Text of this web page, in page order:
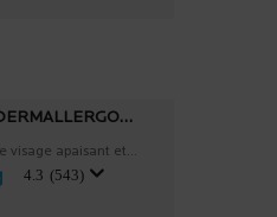
visage apaisant et
peaux les plus
4.3 (543)